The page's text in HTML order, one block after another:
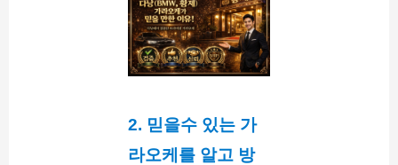
2. 믿을수 있는 가
라오케를 알고 방